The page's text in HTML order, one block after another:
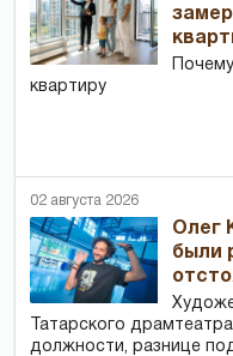
квартиру
02 августа 2026
Олег
были
Татарского
должности, разнице